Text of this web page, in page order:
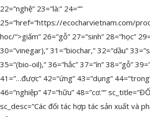
22=”nghệ” 23=”là:” 24=””
25=”href=“https://ecocharvietnam.com/
hoc/“>giấm” 26=”gỗ” 27=”sinh” 28=”học”
30=”vinegar),” 31=”biochar,” 32=”dầu”
35=”(bio-oil),” 36=”hắc” 37=”ín” 38=”gỗ”
41=”…được” 42=”ứng” 43=”dụng”
46=”nghiệp” 47=”hữu” 48=”cơ.“”
sc_desc=”Các đối tác hợp tác sản xuất và